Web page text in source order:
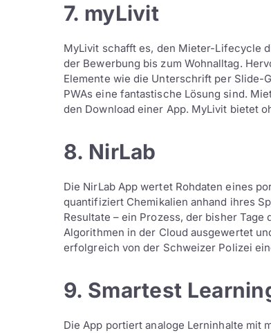
7. myLivit
MyLivit schafft es, den Mieter-Lifecycle
der Bewerbung bis zum Wohnalltag.
Elemente wie die Unterschrift per Slide-
PWAs eine fantastische Lösung sind.
den Download einer App. MyLivit bietet
8. NirLab
Die NirLab App wertet Rohdaten eines
quantifiziert Chemikalien anhand ihres
Resultate – ein Prozess, der bisher
Algorithmen in der Cloud ausgewertet
erfolgreich von der Schweizer Polizei
9. Smartest
Die App portiert analoge Lerninhalte mit